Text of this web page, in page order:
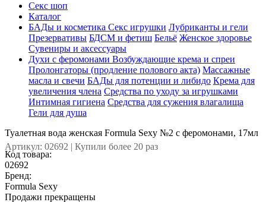
Секс шоп
Каталог
БАДы и косметика Секс игрушки Лубриканты и гели
Презервативы БДСМ и фетиш Бельё Женское здоровье
Сувениры и аксессуары
Духи с феромонами Возбуждающие крема и спреи
Пролонгаторы (продление полового акта) Массажные
масла и свечи БАДы для потенции и либидо Крема для
увеличения члена Средства по уходу за игрушками
Интимная гигиена Средства для сужения влагалища
Гели для душа
Туалетная вода женская Formula Sexy №2 с феромонами, 17мл
Артикул: 02692 | Купили более 20 раз
Код товара:
02692
Бренд:
Formula Sexy
Продажи прекращены